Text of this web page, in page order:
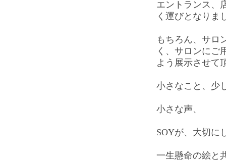
エントランス、
く運びとなりま
もちろん、サロ
く、サロンにご
よう展示させて
小さなこと、少
小さな声、
SOYが、大切に
一生懸命の絵と